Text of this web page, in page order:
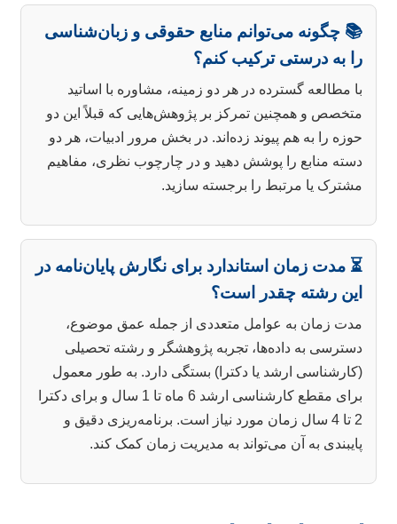
📚 چگونه می‌توانم منابع حقوقی و زبان‌شناسی
را به درستی ترکیب کنم؟
با مطالعه گسترده در هر دو زمینه، مشاوره با اساتید
متخصص و همچنین تمرکز بر پژوهش‌هایی که قبلاً این دو
حوزه را به هم پیوند زده‌اند. در بخش مرور ادبیات، هر دو
دسته منابع را پوشش دهید و در چارچوب نظری، مفاهیم
مشترک یا مرتبط را برجسته سازید.
⏳ مدت زمان استاندارد برای نگارش پایان‌نامه در
این رشته چقدر است؟
مدت زمان به عوامل متعددی از جمله عمق موضوع،
دسترسی به داده‌ها، تجربه پژوهشگر و رشته تحصیلی
(کارشناسی ارشد یا دکترا) بستگی دارد. به طور معمول
برای مقطع کارشناسی ارشد 6 ماه تا 1 سال و برای دکترا
2 تا 4 سال زمان مورد نیاز است. برنامه‌ریزی دقیق و
پایبندی به آن می‌تواند به مدیریت زمان کمک کند.